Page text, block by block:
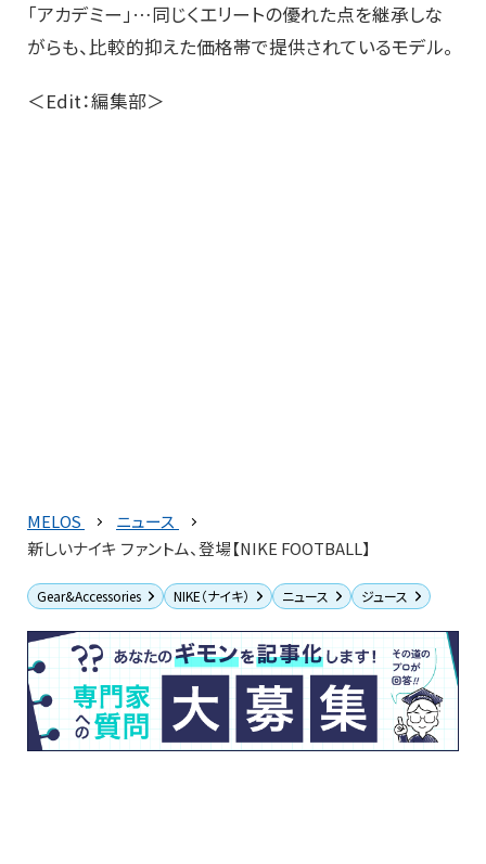
「アカデミー」…同じくエリートの優れた点を継承しな
がらも、比較的抑えた価格帯で提供されているモデル。
＜Edit：編集部＞
MELOS
ニュース
新しいナイキ ファントム、登場【NIKE FOOTBALL】
Gear&Accessories NIKE（ナイキ） ニュース ジュース